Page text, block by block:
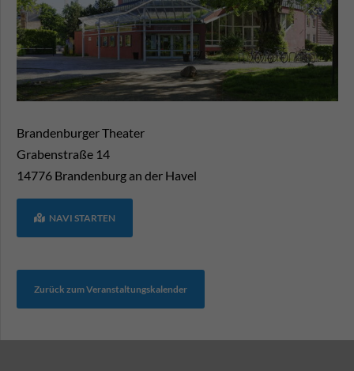
Brandenburger Theater
Grabenstraße 14
14776 Brandenburg an der Havel
NAVI STARTEN
Zurück zum Veranstaltungskalender